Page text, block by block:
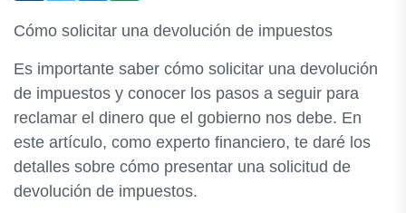
Cómo solicitar una devolución de impuestos
Es importante saber cómo solicitar una devolución
de impuestos y conocer los pasos a seguir para
reclamar el dinero que el gobierno nos debe. En
este artículo, como experto financiero, te daré los
detalles sobre cómo presentar una solicitud de
devolución de impuestos.